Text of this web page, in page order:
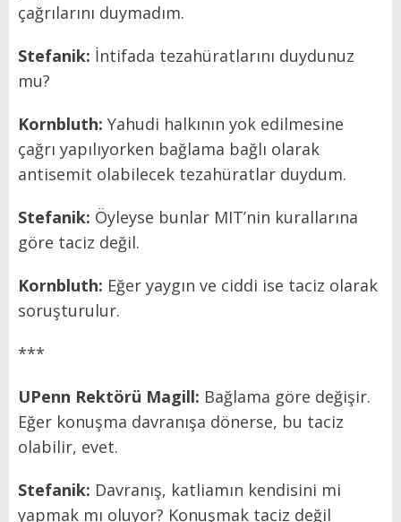
çağrılarını duymadım.
Stefanik: İntifada tezahüratlarını duydunuz
mu?
Kornbluth: Yahudi halkının yok edilmesine
çağrı yapılıyorken bağlama bağlı olarak
antisemit olabilecek tezahüratlar duydum.
Stefanik: Öyleyse bunlar MIT’nin kurallarına
göre taciz değil.
Kornbluth: Eğer yaygın ve ciddi ise taciz olarak
soruşturulur.
***
UPenn Rektörü Magill: Bağlama göre değişir.
Eğer konuşma davranışa dönerse, bu taciz
olabilir, evet.
Stefanik: Davranış, katliamın kendisini mi
yapmak mı oluyor? Konuşmak taciz değil